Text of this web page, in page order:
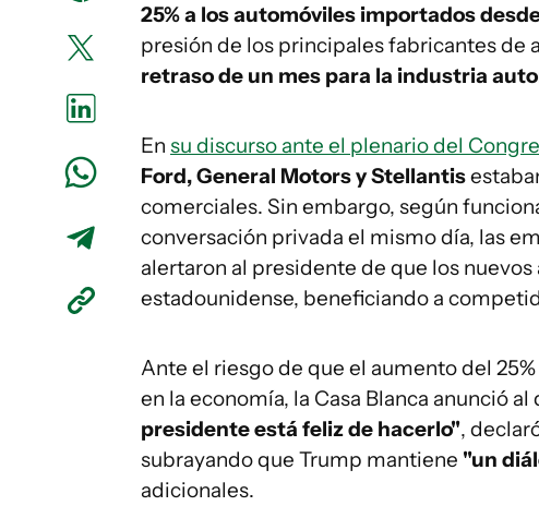
25% a los automóviles importados
presión de los principales fabricantes de
retraso de un mes para la industria
En su discurso ante el plenario del
Ford, General Motors y Stellantis
comerciales. Sin embargo, según
conversación privada el mismo día, las
alertaron al presidente de que los
estadounidense, beneficiando a
Ante el riesgo de que el aumento del
en la economía, la Casa Blanca anunció
presidente está feliz de hacerlo",
subrayando que Trump mantiene "un
adicionales.